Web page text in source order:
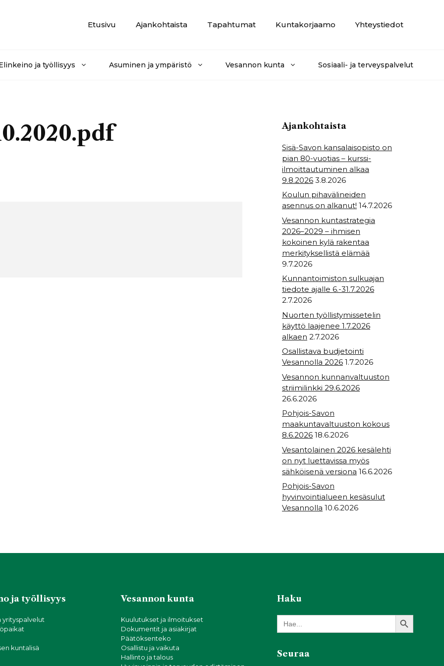
Etusivu
Ajankohtaista Tapahtumat Kuntakorjaamo Yhteystiedot
ja työllisyys Asuminen ja ympäristö Vesannon kunta Sosiaali- ja terveyspalvelut
Ajankohtaista
Sisä-Savon kansalaisopisto on
pian 80-vuotias – kurssi-
ilmoittautuminen alkaa
9.8.2026 3.8.2026
Koulun pihavälineiden
asennus on alkanut! 14.7.2026
Vesannon kuntastrategia
2026–2029 – ihmisen
kokoinen kylä rakentaa
merkityksellistä elämää
9.7.2026
Kunnantoimiston sulkuajan
tiedote ajalle 6.-31.7.2026
2.7.2026
Nuorten työllistymissetelin
käyttö laajenee 1.7.2026
alkaen 2.7.2026
Osallistava budjetointi
Vesannolla 2026 1.7.2026
Vesannon kunnanvaltuuston
striimilinkki 29.6.2026
26.6.2026
Pohjois-Savon
maakuntavaltuuston kokous
8.6.2026 18.6.2026
Vesantolainen 2026 kesälehti
on nyt luettavissa myös
sähköisenä versiona 16.6.2026
Pohjois-Savon
hyvinvointialueen kesäsulut
Vesannolla 10.6.2026
ja työllisyys
yrityspalvelut
kuntalisä
Vesannon kunta
Kuulutukset ja ilmoitukset
Dokumentit ja asiakirjat
Päätöksenteko
Osallistu ja vaikuta
Hallinto ja talous
Haku
Search
for:
Search Button
Seuraa